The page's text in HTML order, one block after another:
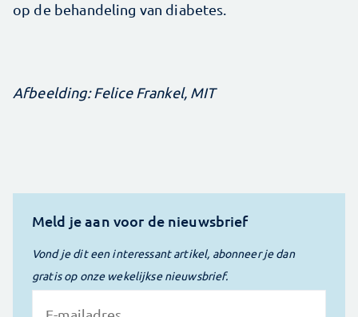
op de behandeling van diabetes.
Afbeelding: Felice Frankel, MIT
Meld je aan voor de nieuwsbrief
Vond je dit een interessant artikel, abonneer je dan
gratis op onze wekelijkse nieuwsbrief.